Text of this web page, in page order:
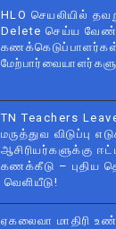
HLO செயலியில்
Delete செய்ய
TN Teachers
மருத்துவ விடுப்பு
ஆசிரியர்களுக்கு
கணக்கீடு – புதிய
ஏகலைவா மாதிரி